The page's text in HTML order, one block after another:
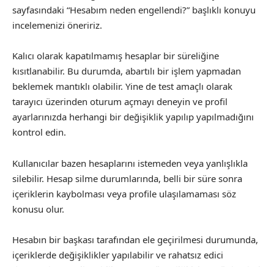
sayfasındaki “Hesabım neden engellendi?” başlıklı konuyu
incelemenizi öneririz.
Kalıcı olarak kapatılmamış hesaplar bir süreliğine
kısıtlanabilir. Bu durumda, abartılı bir işlem yapmadan
beklemek mantıklı olabilir. Yine de test amaçlı olarak
tarayıcı üzerinden oturum açmayı deneyin ve profil
ayarlarınızda herhangi bir değişiklik yapılıp yapılmadığını
kontrol edin.
Kullanıcılar bazen hesaplarını istemeden veya yanlışlıkla
silebilir. Hesap silme durumlarında, belli bir süre sonra
içeriklerin kaybolması veya profile ulaşılamaması söz
konusu olur.
Hesabın bir başkası tarafından ele geçirilmesi durumunda,
içeriklerde değişiklikler yapılabilir ve rahatsız edici